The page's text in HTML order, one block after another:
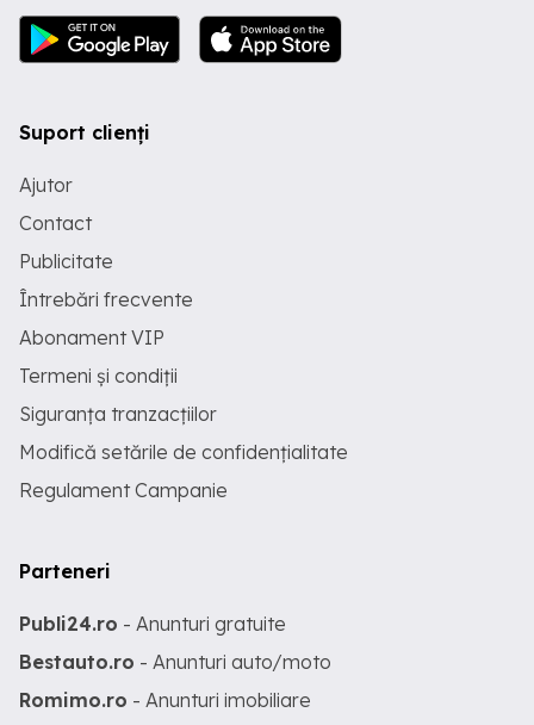
Suport clienți
Ajutor
Contact
Publicitate
Întrebări frecvente
Abonament VIP
Termeni și condiții
Siguranța tranzacțiilor
Modifică setările de confidențialitate
Regulament Campanie
Parteneri
Publi24.ro - Anunturi gratuite
Bestauto.ro - Anunturi auto/moto
Romimo.ro - Anunturi imobiliare